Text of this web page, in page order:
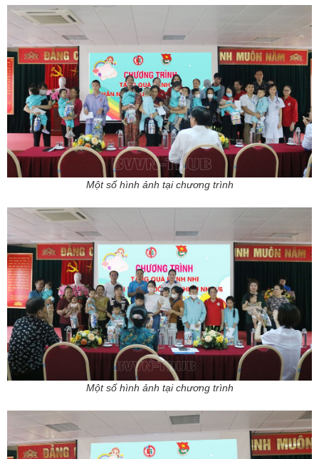
Một số hình ảnh tại chương trình
Một số hình ảnh tại chương trình